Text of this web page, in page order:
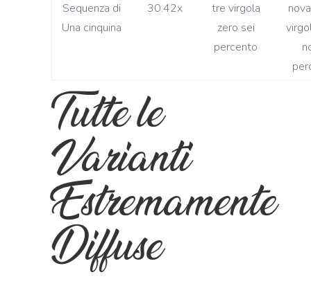
Sequenza di
Una cinquina
30.42x
tre virgola
zero sei
percento
Tutte le
Varianti
Estremamente
Diffuse